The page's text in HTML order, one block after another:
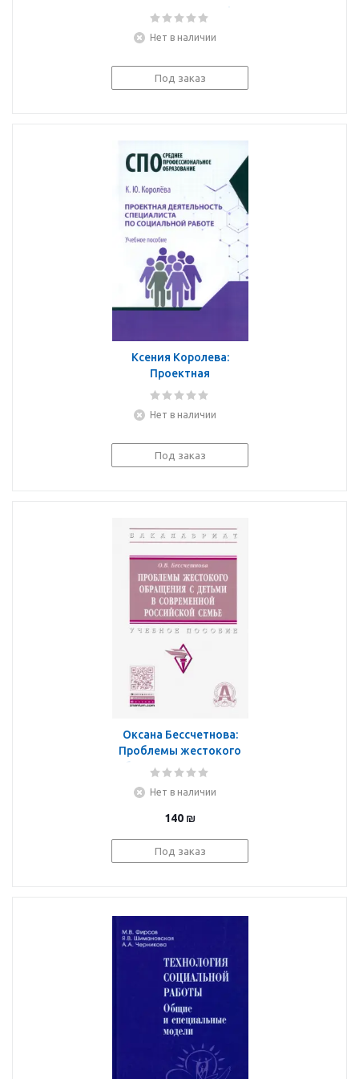
стереотипы. Биография
Нет в наличии
Под заказ
Ксения Королева:
Проектная
деятельность
социальной работе.
СПО
Нет в наличии
Под заказ
Оксана Бессчетнова:
Проблемы жестокого
обращения с детьми в
российской семье.
Учебное пособие
Нет в наличии
140 ₪
Под заказ